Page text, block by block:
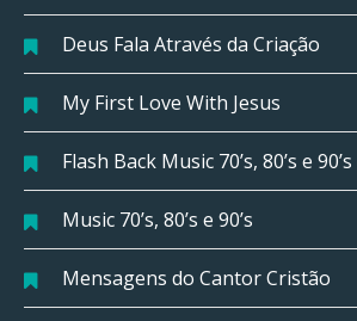
Deus Fala Através da Criação
My First Love With Jesus
Flash Back Music 70’s, 80’s e
Music 70’s, 80’s e 90’s
Mensagens do Cantor Cristão